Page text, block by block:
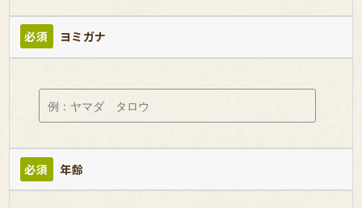
必須 ヨミガナ
必須 年齢